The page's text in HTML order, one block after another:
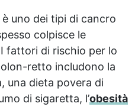
uno dei tipi di cancro
colpisce le
fattori di rischio per lo
retto includono la
una dieta povera di
di sigaretta, l’obesità